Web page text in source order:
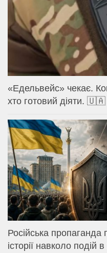
«Едельвейс» чекає.
хто готовий діяти. 🇺🇦
Російська пропаганда
історії навколо подій в